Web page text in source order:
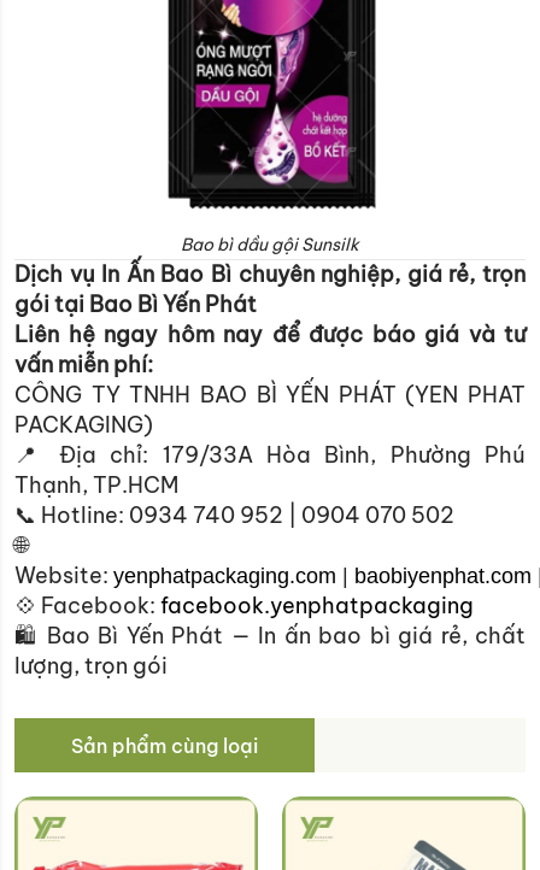
Bao bì dầu gội Sunsilk
Dịch vụ In Ấn Bao Bì chuyên nghiệp, giá rẻ, trọn
gói tại Bao Bì Yến Phát
Liên hệ ngay hôm nay để được báo giá và tư
vấn miễn phí:
CÔNG TY TNHH BAO BÌ YẾN PHÁT (YEN PHAT
PACKAGING)
📍 Địa chỉ: 179/33A Hòa Bình, Phường Phú
Thạnh, TP.HCM
📞 Hotline: 0934 740 952 | 0904 070 502
🌐
Website: yenphatpackaging.com baobiyenphat.com
💠 Facebook: facebook.yenphatpackaging
🛍 Bao Bì Yến Phát — In ấn bao bì giá rẻ, chất
lượng, trọn gói
Sản phẩm cùng loại